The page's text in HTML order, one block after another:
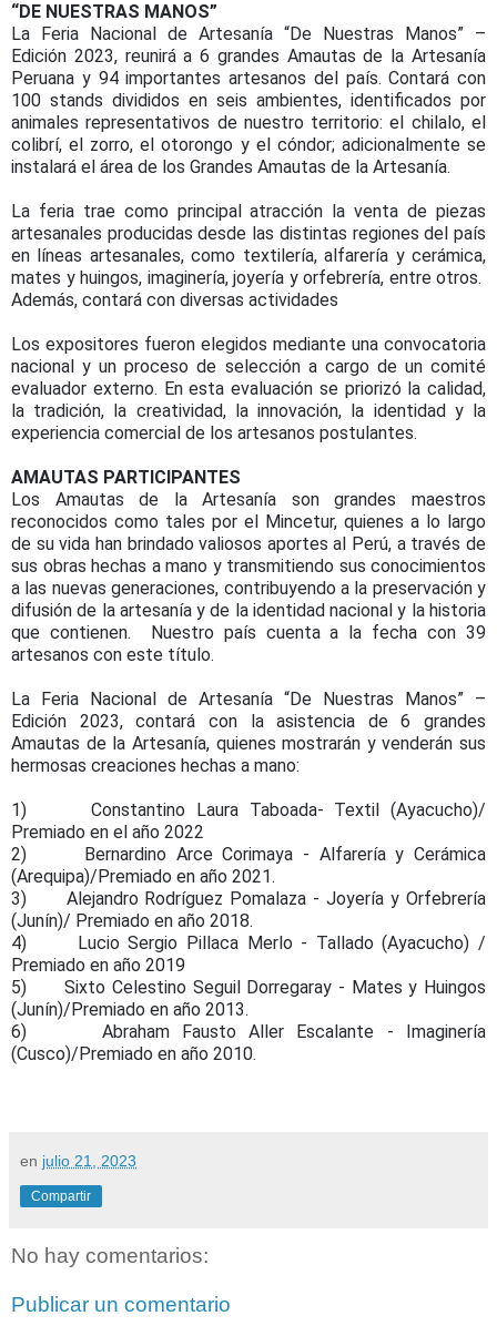
“DE NUESTRAS MANOS”
La Feria Nacional de Artesanía “De Nuestras Manos” –
Edición 2023, reunirá a 6 grandes Amautas de la Artesanía
Peruana y 94 importantes artesanos del país. Contará con
100 stands divididos en seis ambientes, identificados por
animales representativos de nuestro territorio: el chilalo, el
colibrí, el zorro, el otorongo y el cóndor; adicionalmente se
instalará el área de los Grandes Amautas de la Artesanía.
La feria trae como principal atracción la venta de piezas
artesanales producidas desde las distintas regiones del país
en líneas artesanales, como textilería, alfarería y cerámica,
mates y huingos, imaginería, joyería y orfebrería, entre otros.
Además, contará con diversas actividades
Los expositores fueron elegidos mediante una convocatoria
nacional y un proceso de selección a cargo de un comité
evaluador externo. En esta evaluación se priorizó la calidad,
la tradición, la creatividad, la innovación, la identidad y la
experiencia comercial de los artesanos postulantes.
AMAUTAS PARTICIPANTES
Los Amautas de la Artesanía son grandes maestros
reconocidos como tales por el Mincetur, quienes a lo largo
de su vida han brindado valiosos aportes al Perú, a través de
sus obras hechas a mano y transmitiendo sus conocimientos
a las nuevas generaciones, contribuyendo a la preservación y
difusión de la artesanía y de la identidad nacional y la historia
que contienen. Nuestro país cuenta a la fecha con 39
artesanos con este título.
La Feria Nacional de Artesanía “De Nuestras Manos” –
Edición 2023, contará con la asistencia de 6 grandes
Amautas de la Artesanía, quienes mostrarán y venderán sus
hermosas creaciones hechas a mano:
1) Constantino Laura Taboada- Textil (Ayacucho)/
Premiado en el año 2022
2) Bernardino Arce Corimaya - Alfarería y Cerámica
(Arequipa)/Premiado en año 2021.
3) Alejandro Rodríguez Pomalaza - Joyería y Orfebrería
(Junín)/ Premiado en año 2018.
4) Lucio Sergio Pillaca Merlo - Tallado (Ayacucho) /
Premiado en año 2019
5) Sixto Celestino Seguil Dorregaray - Mates y Huingos
(Junín)/Premiado en año 2013.
6) Abraham Fausto Aller Escalante - Imaginería
(Cusco)/Premiado en año 2010.
en julio 21, 2023
Compartir
No hay comentarios:
Publicar un comentario